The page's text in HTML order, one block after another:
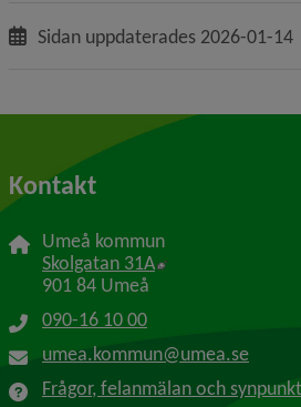
Sidan uppdaterades 2026-01-14
Kontakt
Umeå kommun
Skolgatan 31A Länk till annan
901 84 Umeå
090-16 10 00
umea.kommun@umea.se
Frågor, felanmälan och